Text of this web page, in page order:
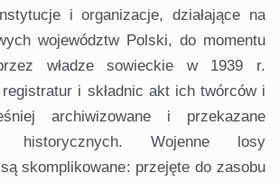
i organizacje, działające na
województw Polski, do momentu
władze sowieckie w 1939 r.
registratur i składnic akt ich twórców i
archiwizowane i przekazane
historycznych. Wojenne losy
skomplikowane: przejęte do zasobu